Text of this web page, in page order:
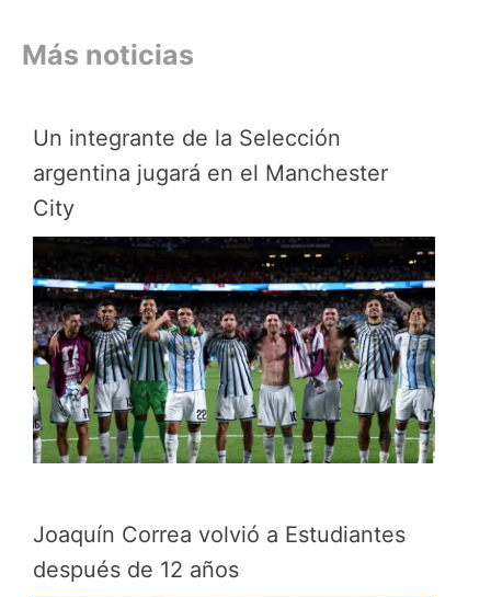
Más noticias
Un integrante de la Selección
argentina jugará en el Manchester
City
Joaquín Correa volvió a Estudiantes
después de 12 años